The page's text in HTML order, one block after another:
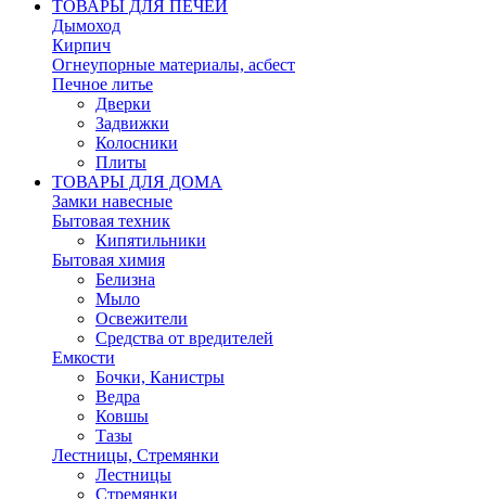
ТОВАРЫ ДЛЯ ПЕЧЕЙ
Дымоход
Кирпич
Огнеупорные материалы, асбест
Печное литье
Дверки
Задвижки
Колосники
Плиты
ТОВАРЫ ДЛЯ ДОМА
Замки навесные
Бытовая техник
Кипятильники
Бытовая химия
Белизна
Мыло
Освежители
Средства от вредителей
Емкости
Бочки, Канистры
Ведра
Ковшы
Тазы
Лестницы, Стремянки
Лестницы
Стремянки